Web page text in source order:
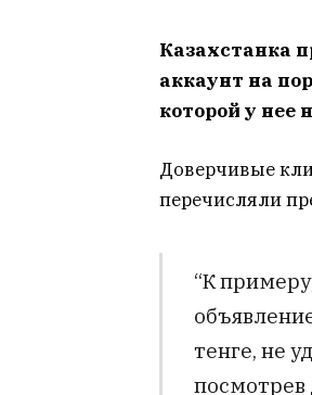
Казахстанка
аккаунт на
которой у нее
Доверчивые
перечисляли
“К
тенге, не
посмотрев